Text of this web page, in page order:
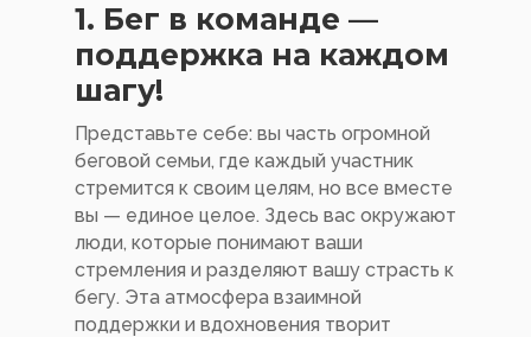
1. Бег в команде —
поддержка на каждом
шагу!
Представьте себе: вы часть огромной
беговой семьи, где каждый участник
стремится к своим целям, но все вместе
вы — единое целое. Здесь вас окружают
люди, которые понимают ваши
стремления и разделяют вашу страсть к
бегу. Эта атмосфера взаимной
поддержки и вдохновения творит